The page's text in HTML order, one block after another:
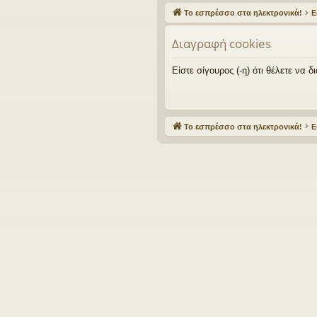
γο
ρε
ς
συ
έσ
Το εσπρέσσο στα ηλεκτρονικά!
Διαγραφή cookies
Είστε σίγουρος (-η) ότι θέλετε
Το εσπρέσσο στα ηλεκτρονικά!